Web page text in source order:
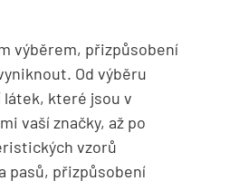
výběrem, přizpůsobení
Od výběru
které jsou v
vaší značky, až po
vzorů
pasů, přizpůsobení